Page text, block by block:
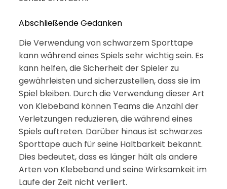
Abschließende Gedanken
Die Verwendung von schwarzem Sporttape
kann während eines Spiels sehr wichtig sein. Es
kann helfen, die Sicherheit der Spieler zu
gewährleisten und sicherzustellen, dass sie im
Spiel bleiben. Durch die Verwendung dieser Art
von Klebeband können Teams die Anzahl der
Verletzungen reduzieren, die während eines
Spiels auftreten. Darüber hinaus ist schwarzes
Sporttape auch für seine Haltbarkeit bekannt.
Dies bedeutet, dass es länger hält als andere
Arten von Klebeband und seine Wirksamkeit im
Laufe der Zeit nicht verliert.